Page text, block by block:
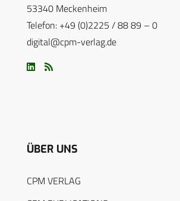
53340 Meckenheim
Telefon: +49 (0)2225 / 88 89 – 0
digital@cpm-verlag.de
ÜBER UNS
CPM VERLAG